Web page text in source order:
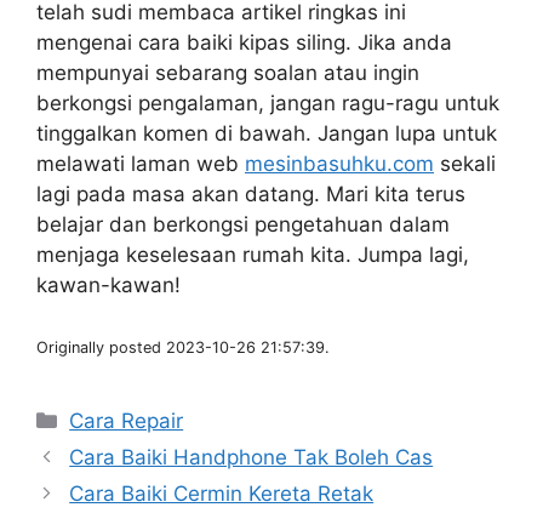
telah sudi membaca artikel ringkas ini
mengenai cara baiki kipas siling. Jika anda
mempunyai sebarang soalan atau ingin
berkongsi pengalaman, jangan ragu-ragu untuk
tinggalkan komen di bawah. Jangan lupa untuk
melawati laman web mesinbasuhku.com sekali
lagi pada masa akan datang. Mari kita terus
belajar dan berkongsi pengetahuan dalam
menjaga keselesaan rumah kita. Jumpa lagi,
kawan-kawan!
Originally posted 2023-10-26 21:57:39.
Categories
Cara Repair
Cara Baiki Handphone Tak Boleh Cas
Cara Baiki Cermin Kereta Retak